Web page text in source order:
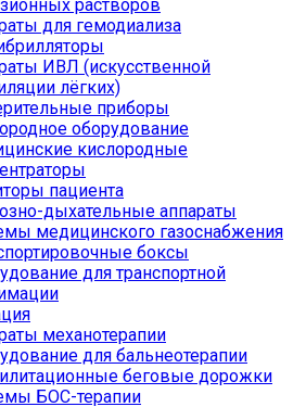
растворов
для гемодиализа
ИВЛ (искусственной
лёгких)
приборы
оборудование
кислородные
пациента
дыхательные аппараты
медицинского газоснабжения
боксы
для транспортной
механотерапии
для бальнеотерапии
беговые дорожки
БОС-терапии